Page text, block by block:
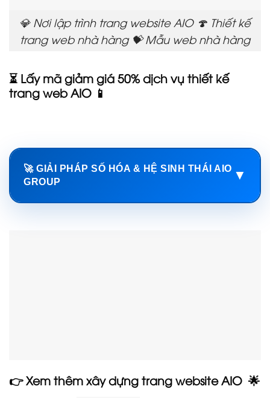
💎 Nơi lập trình trang website AIO 🍄 Thiết kế
trang web nhà hàng 💝 Mẫu web nhà hàng
⏳ Lấy mã giảm giá 50% dịch vụ thiết kế
trang web AIO 📱
🚀 GIẢI PHÁP SỐ HÓA & HỆ SINH THÁI AIO
GROUP
▼
👉 Xem thêm xây dựng trang website AIO 🌟